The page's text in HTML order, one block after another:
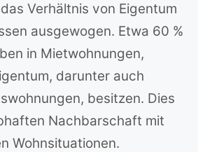
Verhältnis von Eigentum
ausgewogen. Etwa 60 %
in Mietwohnungen,
darunter auch
besitzen. Dies
Nachbarschaft mit
Wohnsituationen.